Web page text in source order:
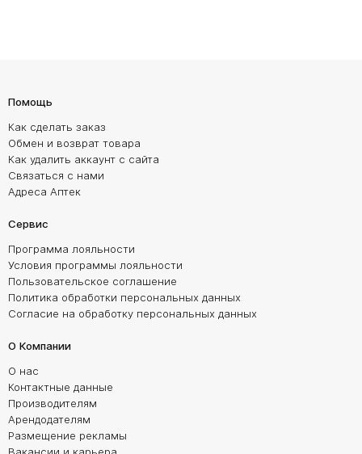
Помощь
Как сделать заказ
Обмен и возврат товара
Как удалить аккаунт с сайта
Связаться с нами
Адреса Аптек
Сервис
Программа лояльности
Условия программы лояльности
Пользовательское соглашение
Политика обработки персональных данных
Согласие на обработку персональных данных
О Компании
О нас
Контактные данные
Производителям
Арендодателям
Размещение рекламы